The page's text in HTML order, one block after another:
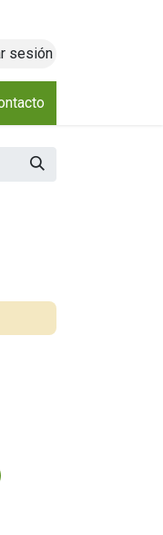
sesión